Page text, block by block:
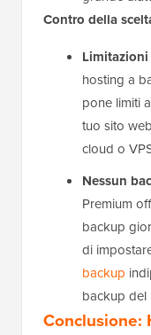
Contro della
hosting a
pone limiti
tuo sito
cloud o
Nessun
Premium
backup
di
backup
backup
Conclusione: